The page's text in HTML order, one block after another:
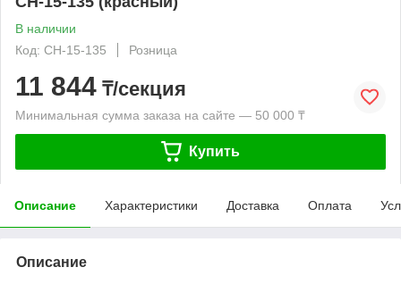
В наличии
Код: СН-15-135
Розница
11 844 ₸/секция
Минимальная сумма заказа на сайте — 50 000 ₸
Купить
Описание Характеристики Доставка Оплата
Описание